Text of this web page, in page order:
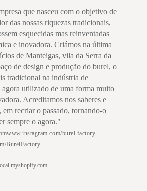
que nasceu com o objetivo de
das nossas riquezas tradicionais,
esquecidas mas reinventadas
e inovadora. Criámos na última
de Manteigas, vila da Serra da
de design e produção do burel, o
tradicional na indústria de
utilizado de uma forma muito
Acreditamos nos saberes e
em recriar o passado, tornando-o
sempre o agora."
www.instagram.com/burel.factory
BurelFactory